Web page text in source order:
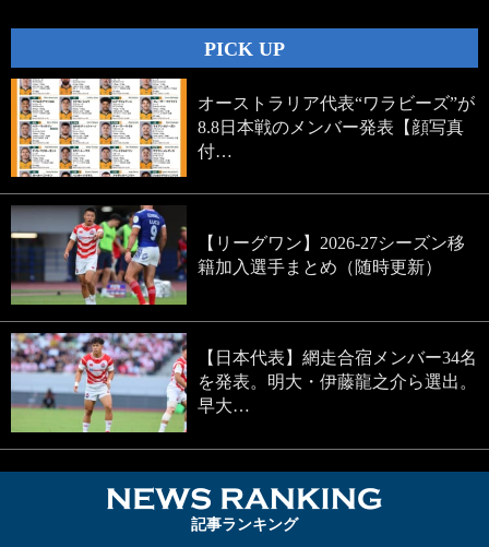
PICK UP
オーストラリア代表“ワラビーズ”が
8.8日本戦のメンバー発表【顔写真
付…
【リーグワン】2026-27シーズン移
籍加入選手まとめ（随時更新）
【日本代表】網走合宿メンバー34名
を発表。明大・伊藤龍之介ら選出。
早大…
記事ランキング